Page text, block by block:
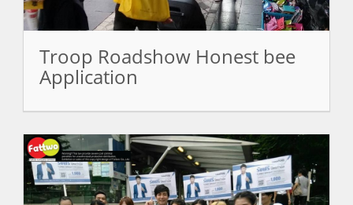
Troop Roadshow Honest bee
Application